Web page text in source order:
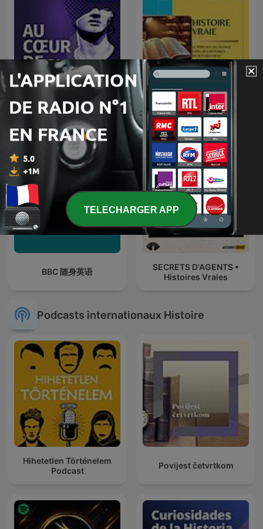
Au coeur de l’histoire -
Stéphane Bern - l’intégrale
Histoire Vraie
BBC 随身英语
SECRETS D'AGENTS •
Histoires Vraies
Podcasts internationaux Histoire
Hihetetlen Történelem
Podcast
Povijest četvrtkom
TELECHARGER APP